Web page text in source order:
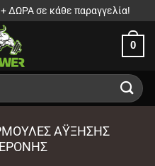
ΔΩΡΑ σε κάθε παραγγελία!
0
ΆΥΞΗΣΗΣ